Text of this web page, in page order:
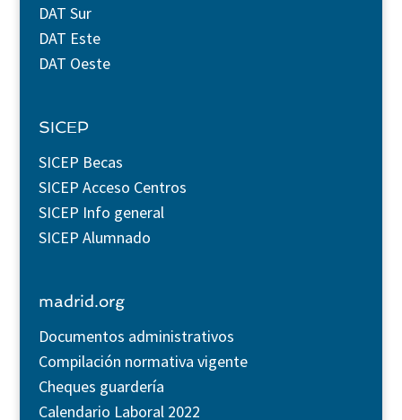
DAT Sur
DAT Este
DAT Oeste
SICEP
SICEP Becas
SICEP Acceso Centros
SICEP Info general
SICEP Alumnado
madrid.org
Documentos administrativos
Compilación normativa vigente
Cheques guardería
Calendario Laboral 2022